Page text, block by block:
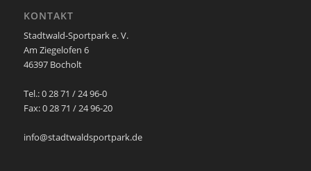
KONTAKT
Stadtwald-Sportpark e. V.
Am Ziegelofen 6
46397 Bocholt
Tel.: 0 28 71 / 24 96-0
Fax: 0 28 71 / 24 96-20
info@stadtwaldsportpark.de